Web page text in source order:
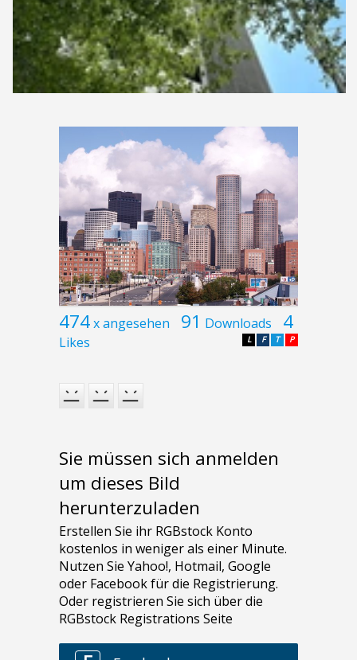
474x angesehen 91 Downloads 4
Likes P
T
F
L
Sie müssen sich anmelden
um dieses Bild
herunterzuladen